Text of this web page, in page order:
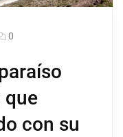
0
que
con su